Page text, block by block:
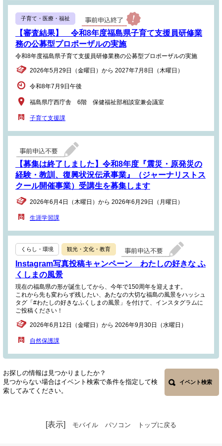
子育て・医療・福祉
【審査結果】 令和8年度福島県子育て支援員研修業
務の公募型プロポーザルの実施
令和8年度福島県子育て支援員研修業務の公募型プロポーザルの実施
2026年5月29日（金曜日）から 2027年7月8日（木曜日）
令和8年7月9日午後
福島県庁西庁舎 6階 保健福祉部相談室兼会議室
子育て支援課
【募集は終了しました】令和8年度『震災・原発災の
経験・教訓、復興状況伝承事業』（ジャーナリストス
クール開催事業）受講生を募集します
2026年6月4日（木曜日）から 2026年6月29日（月曜日）
生涯学習課
くらし・環境 観光・文化・教育
Instagram写真投稿キャンペーン わたしの好きな ふ
くしまの風景
現在の福島県の形が誕生してから、今年で150周年を迎えます。
これから先も変わらず残したい、あたなの大切な福島の風景をハッシュ
タグ「#わたしの好きなふくしまの風景」を付けて、インスタグラムに
ご投稿ください！
2026年6月12日（金曜日）から 2026年9月30日（水曜日）
自然保護課
お探しの情報は見つかりましたか？
見つからない場合はイベント検索で条件を指定して検
索してみてください。
イベント検索
[表示] モバイル パソコン トップに戻る